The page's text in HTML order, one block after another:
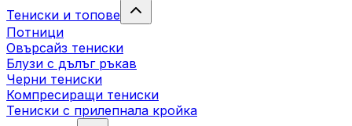
Тениски и топове
Потници
Овърсайз тениски
Блузи с дълъг ръкав
Черни тениски
Компресиращи тениски
Тениски с прилепнала кройка